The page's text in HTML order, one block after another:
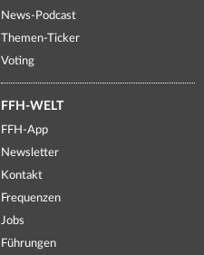
News-Podcast
Themen-Ticker
Voting
FFH-WELT
FFH-App
Newsletter
Kontakt
Frequenzen
Jobs
Führungen